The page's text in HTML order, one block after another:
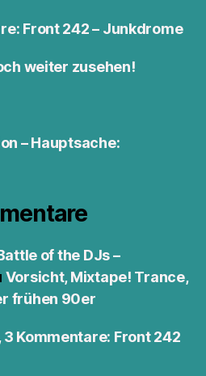
Front 242 – Junkdrome
weiter zusehen!
– Hauptsache:
of the DJs –
Vorsicht, Mixtape! Trance,
frühen 90er
3 Kommentare: Front 242